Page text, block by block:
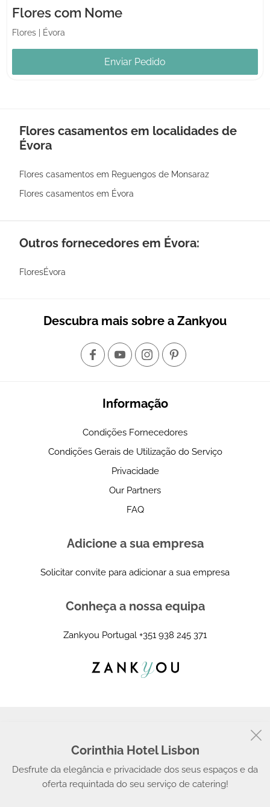
Flores com Nome
Flores Évora
Enviar Pedido
Corinthia Hotel Lisbon
Desfrute da elegância e privacidade dos seus espaços e da
oferta requintada do seu serviço de catering!
Flores casamentos em localidades de
Évora
Flores casamentos em Reguengos de Monsaraz
Flores casamentos em Évora
Outros fornecedores em Évora:
FloresÉvora
Descubra mais sobre a Zankyou
Informação
Condições Fornecedores
Condições Gerais de Utilização do Serviço
Privacidade
Our Partners
FAQ
Adicione a sua empresa
Solicitar convite para adicionar a sua empresa
Conheça a nossa equipa
Zankyou Portugal +351 938 245 371
© 2008 - 2026, Zankyou